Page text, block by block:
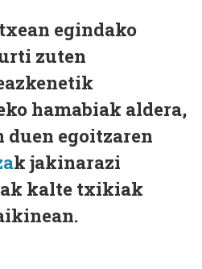
egindako
zuten
hamabiak aldera,
duen egoitzaren
k jakinarazi
kalte txikiak